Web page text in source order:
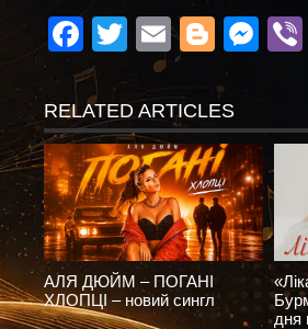
Facebook
Twitter
Email
RELATED ARTICLES
АЛЯ ДЮЙМ – ПОГАНІ
ХЛОПЦІ – новий сингл
дня